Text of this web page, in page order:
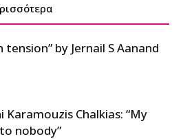
tension” by Jernail S Aanand
Karamouzis Chalkias: “My
nobody”